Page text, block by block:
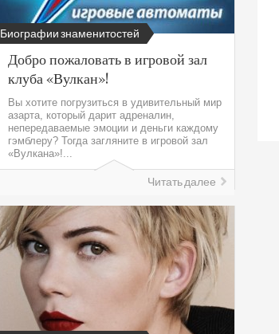
Биографии знаменитостей
Добро пожаловать в игровой зал
клуба «Вулкан»!
Вы хотите погрузиться в удивительный мир
азарта, который дарит адреналин,
непередаваемые эмоции и деньги каждому
гэмблеру? Тогда загляните в игровой зал
«Вулкана»!...
Читать далее